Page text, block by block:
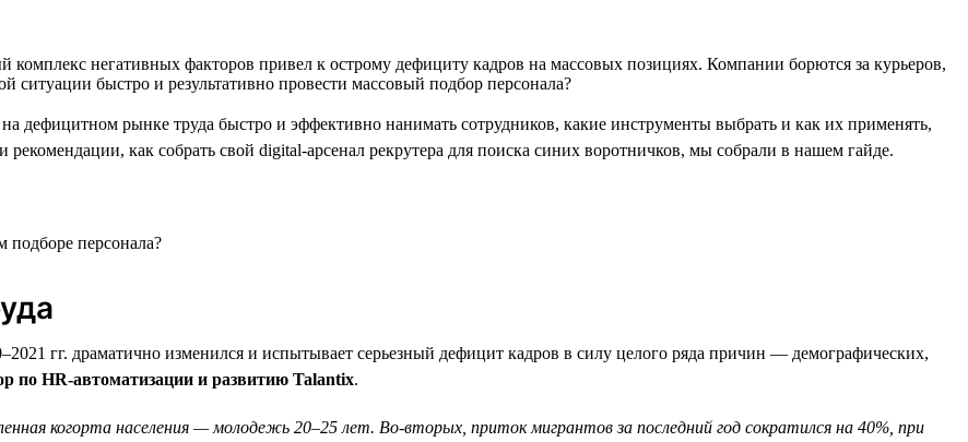
негативных факторов привел к острому дефициту кадров на массовых позициях. Компании борются за курьеров,
ситуации быстро и результативно провести массовый подбор персонала?
дефицитном рынке труда быстро и эффективно нанимать сотрудников, какие инструменты выбрать и как их применять,
как собрать свой digital-арсенал рекрутера для поиска синих воротничков, мы собрали в нашем гайде.
гг. драматично изменился и испытывает серьезный дефицит кадров в силу целого ряда причин — демографических,
по HR-автоматизации и развитию Talantix.
когорта населения — молодежь 20–25 лет. Во-вторых, приток мигрантов за последний год сократился на 40%, при